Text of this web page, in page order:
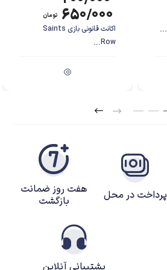
۶۵۰/۰۰۰ تومان
اکانت قانونی بازی Saints
Row...
پرداخت در محل
هفت روز ضمانت
بازگشت
پشتیبانی آنلاین